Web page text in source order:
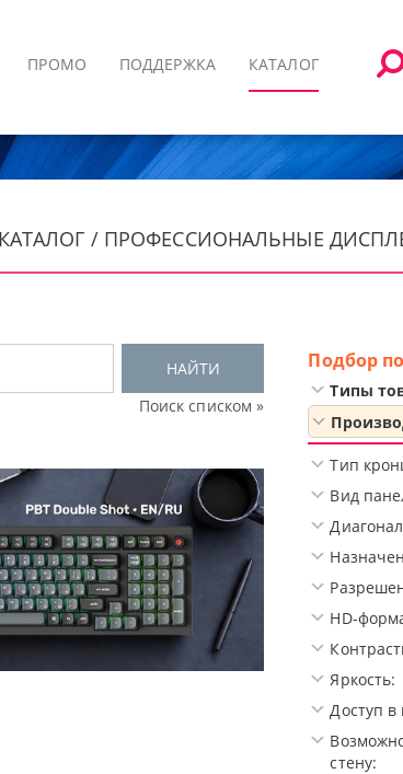
ПРОМО ПОДДЕРЖКА КАТАЛОГ
КАТАЛОГ / ПРОФЕССИОНАЛЬНЫЕ
НАЙТИ
Поиск списком »
мониторы Oceanview.
Подбор
Типы
Тип
Вид
HD-
Яркость:
Доступ в
стену: